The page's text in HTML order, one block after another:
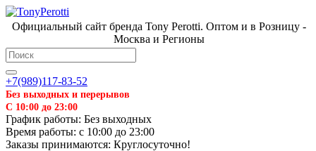
Официальный сайт бренда Tony Perotti. Оптом и в Розницу -
Москва и Регионы
+7(989)117-83-52
Без выходных и перерывов
С 10:00 до 23:00
График работы: Без выходных
Время работы: с 10:00 до 23:00
Заказы принимаются: Круглосуточно!